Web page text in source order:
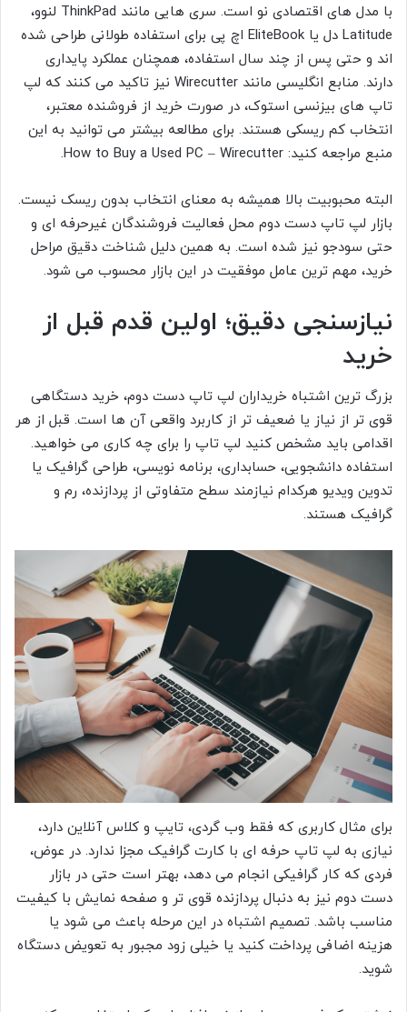
با مدل های اقتصادی نو است. سری هایی مانند ThinkPad لنوو،
Latitude دل یا EliteBook اچ پی برای استفاده طولانی طراحی شده
اند و حتی پس از چند سال استفاده، همچنان عملکرد پایداری
دارند. منابع انگلیسی مانند Wirecutter نیز تاکید می کنند که لپ
تاپ های بیزنسی استوک، در صورت خرید از فروشنده معتبر،
انتخاب کم ریسکی هستند. برای مطالعه بیشتر می توانید به این
منبع مراجعه کنید: How to Buy a Used PC – Wirecutter.
البته محبوبیت بالا همیشه به معنای انتخاب بدون ریسک نیست.
بازار لپ تاپ دست دوم محل فعالیت فروشندگان غیرحرفه ای و
حتی سودجو نیز شده است. به همین دلیل شناخت دقیق مراحل
خرید، مهم ترین عامل موفقیت در این بازار محسوب می شود.
نیازسنجی دقیق؛ اولین قدم قبل از
خرید
بزرگ ترین اشتباه خریداران لپ تاپ دست دوم، خرید دستگاهی
قوی تر از نیاز یا ضعیف تر از کاربرد واقعی آن ها است. قبل از هر
اقدامی باید مشخص کنید لپ تاپ را برای چه کاری می خواهید.
استفاده دانشجویی، حسابداری، برنامه نویسی، طراحی گرافیک یا
تدوین ویدیو هرکدام نیازمند سطح متفاوتی از پردازنده، رم و
گرافیک هستند.
برای مثال کاربری که فقط وب گردی، تایپ و کلاس آنلاین دارد،
نیازی به لپ تاپ حرفه ای با کارت گرافیک مجزا ندارد. در عوض،
فردی که کار گرافیکی انجام می دهد، بهتر است حتی در بازار
دست دوم نیز به دنبال پردازنده قوی تر و صفحه نمایش با کیفیت
مناسب باشد. تصمیم اشتباه در این مرحله باعث می شود یا
هزینه اضافی پرداخت کنید یا خیلی زود مجبور به تعویض دستگاه
شوید.